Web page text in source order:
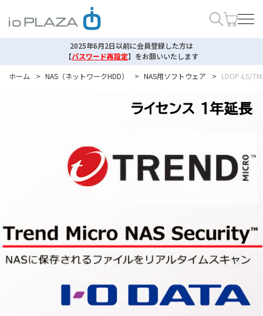
2025年6月2日以前に会員登録した方は
【パスワード再設定】 をお願いいたします
ホーム
> NAS（ネットワークHDD） > NAS用ソフトウェア > LDOP-LS/